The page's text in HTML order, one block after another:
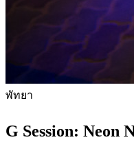
พัทยา
G Session: